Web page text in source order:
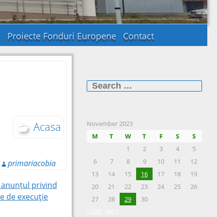
Proiecte Fonduri Europene Contact
for:
November 2023
M
T W T F S
S
1
2 3 4
5
6
7 8 9 10 11
12
13
14 15 16 17 18
19
20
21 22 23 24 25
26
27
28 29
30
Acasa
primariacobia
anunțul privind
de execuţie